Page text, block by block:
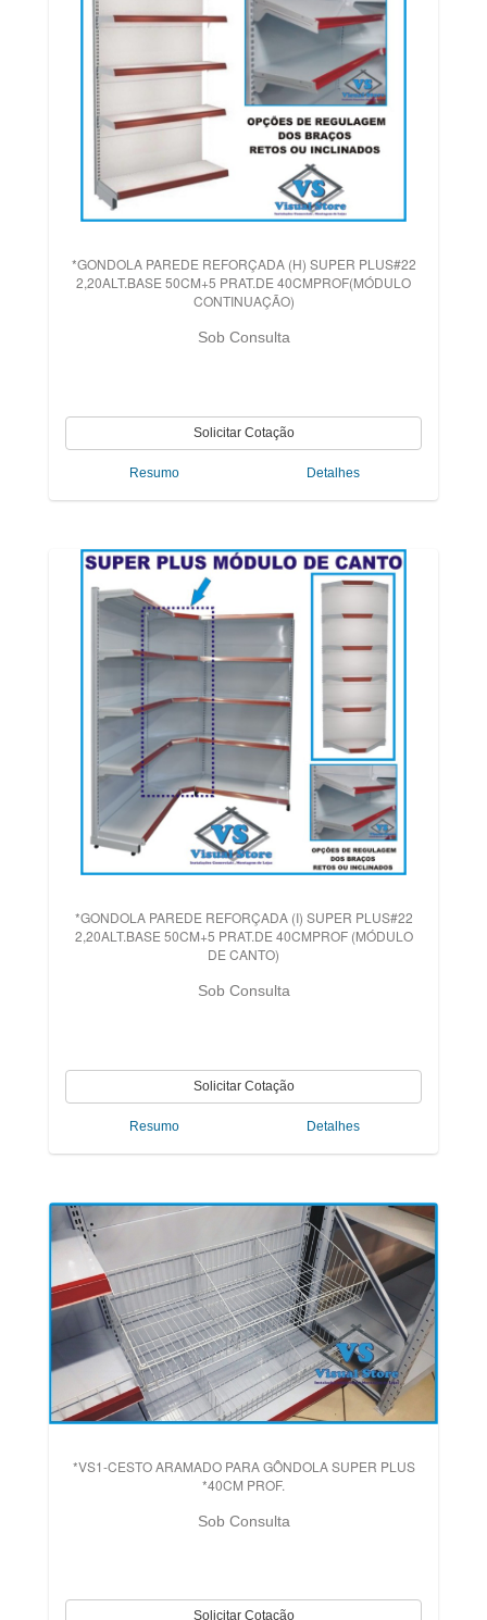
*GONDOLA PAREDE REFORÇADA (H) SUPER PLUS#22
2,20ALT.BASE 50CM+5 PRAT.DE 40CMPROF(MÓDULO
CONTINUAÇÃO)
Sob Consulta
Resumo Detalhes
*GONDOLA PAREDE REFORÇADA (I) SUPER PLUS#22
2,20ALT.BASE 50CM+5 PRAT.DE 40CMPROF (MÓDULO
DE CANTO)
Sob Consulta
Resumo Detalhes
*VS1-CESTO ARAMADO PARA GÔNDOLA SUPER PLUS
*40CM PROF.
Sob Consulta